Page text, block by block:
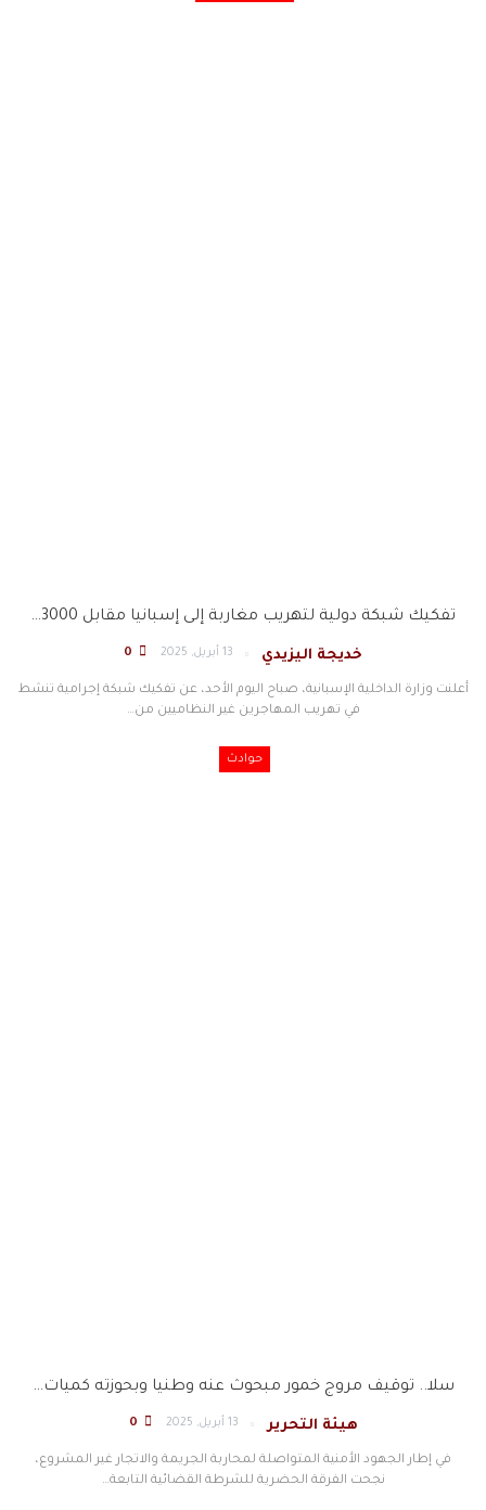
تفكيك شبكة دولية لتهريب مغاربة إلى إسبانيا مقابل 3000…
خديجة اليزيدي 13 أبريل, 2025
أعلنت وزارة الداخلية الإسبانية، صباح اليوم الأحد، عن تفكيك شبكة إجرامية تنشط
في تهريب المهاجرين غير النظاميين من…
حوادث
سلا.. توقيف مروج خمور مبحوث عنه وطنيا وبحوزته كميات…
هيئة التحرير 13 أبريل, 2025
في إطار الجهود الأمنية المتواصلة لمحاربة الجريمة والاتجار غير المشروع،
نجحت الفرقة الحضرية للشرطة القضائية التابعة…